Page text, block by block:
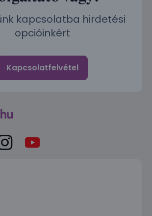
kapcsolatba hirdetési
opcióinkért
Kapcsolatfelvétel